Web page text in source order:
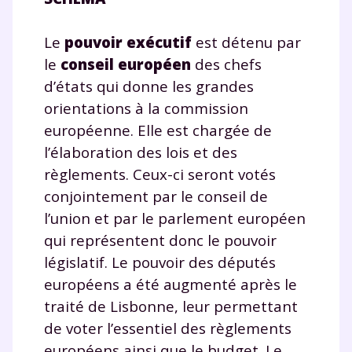
Le pouvoir exécutif est détenu par
le conseil européen des chefs
d’états qui donne les grandes
orientations à la commission
européenne. Elle est chargée de
l’élaboration des lois et des
règlements. Ceux-ci seront votés
conjointement par le conseil de
l’union et par le parlement européen
qui représentent donc le pouvoir
législatif. Le pouvoir des députés
européens a été augmenté après le
traité de Lisbonne, leur permettant
de voter l’essentiel des règlements